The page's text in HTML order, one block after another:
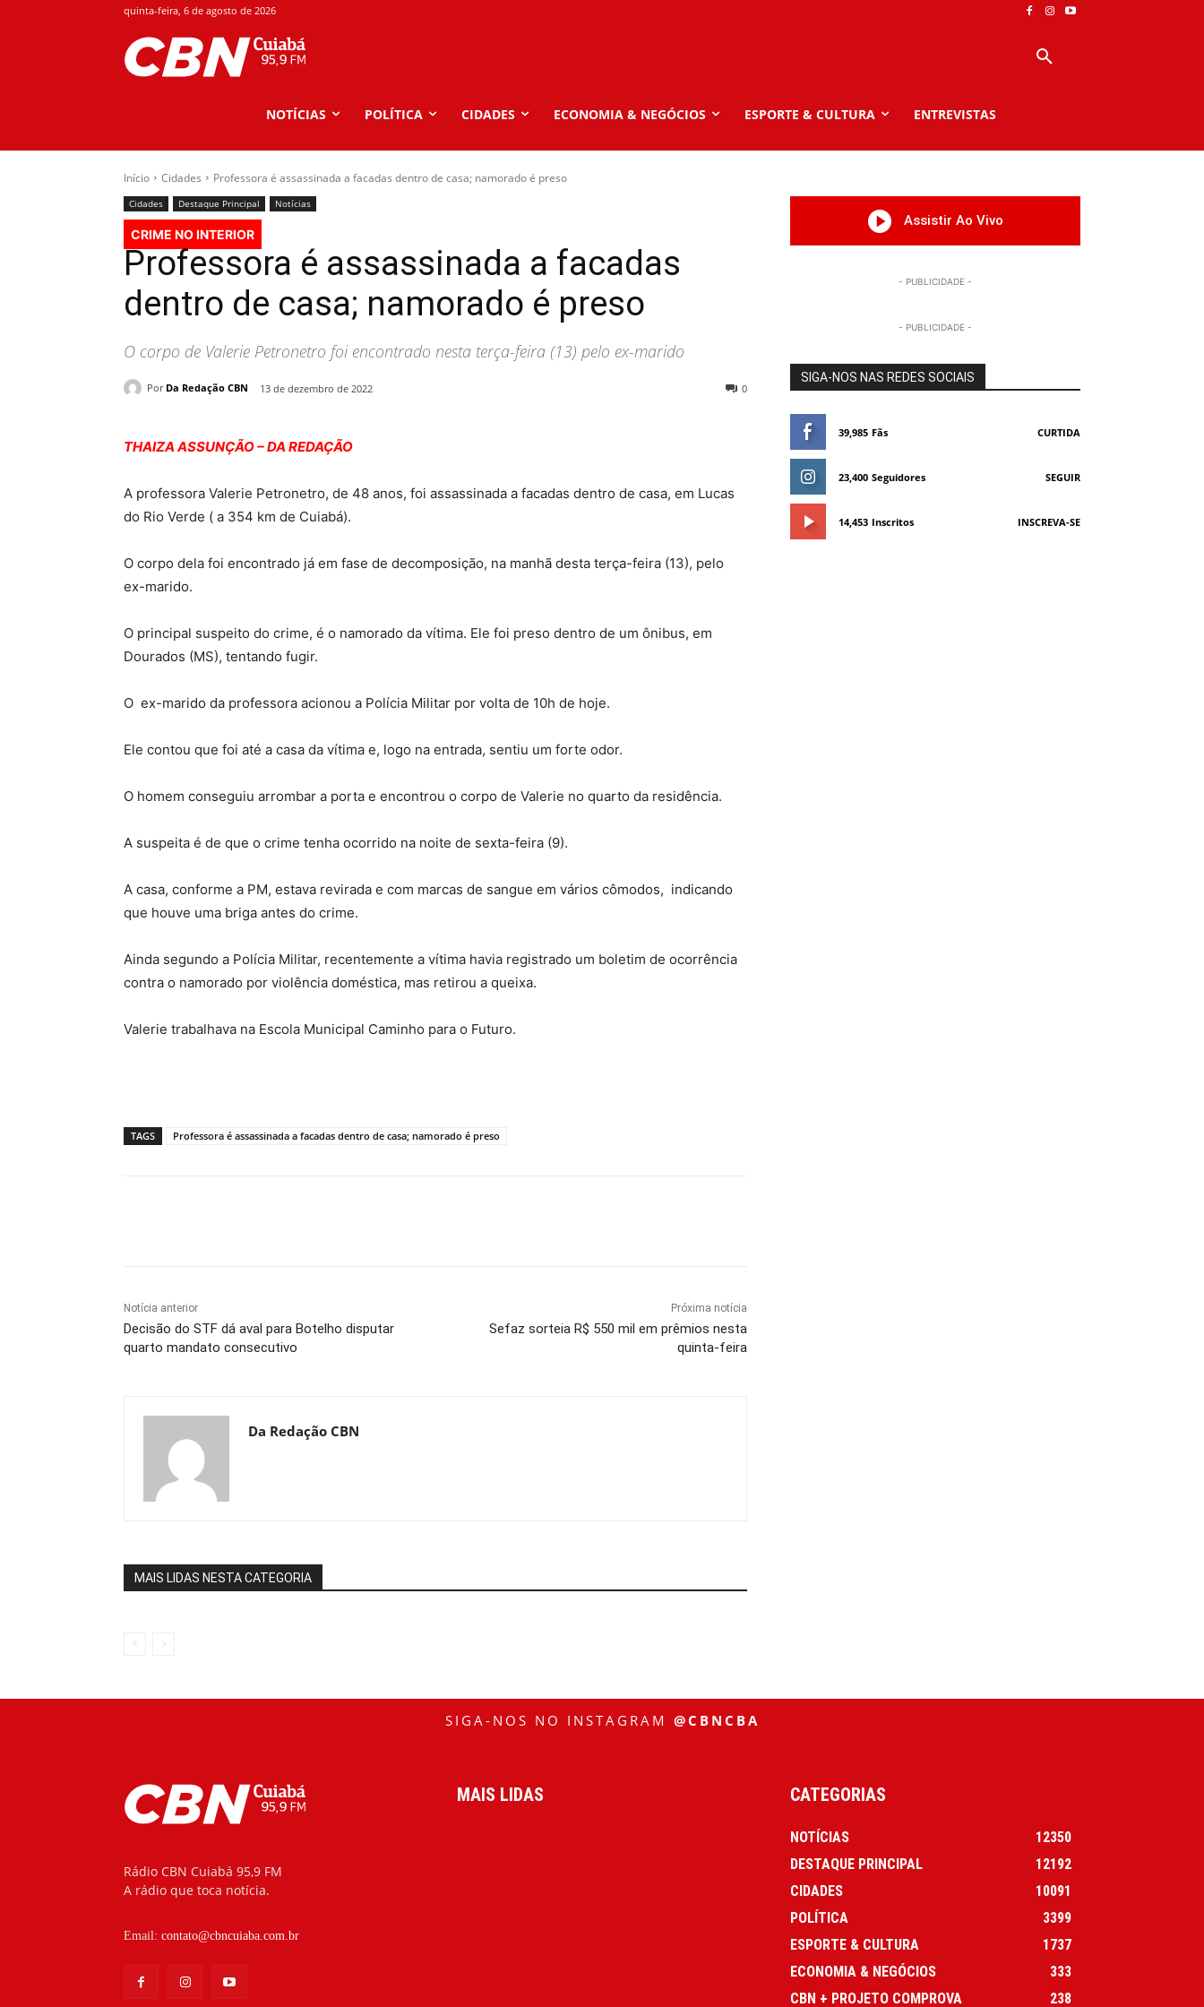
quinta-feira, 6 de agosto de 2026
NOTÍCIAS POLÍTICA CIDADES ECONOMIA & NEGÓCIOS ESPORTE & CULTURA ENTREVISTAS
Início Cidades Professora é assassinada a facadas dentro de casa; namorado é preso
Cidades Destaque Principal Notícias
CRIME NO INTERIOR
Professora é assassinada a facadas
dentro de casa; namorado é preso
O corpo de Valerie Petronetro foi encontrado nesta terça-feira (13) pelo ex-marido
Por Da Redação CBN 13 de dezembro de 2022 0
THAIZA ASSUNÇÃO – DA REDAÇÃO
A professora Valerie Petronetro, de 48 anos, foi assassinada a facadas dentro de casa, em Lucas
do Rio Verde ( a 354 km de Cuiabá).
O corpo dela foi encontrado já em fase de decomposição, na manhã desta terça-feira (13), pelo
ex-marido.
O principal suspeito do crime, é o namorado da vítima. Ele foi preso dentro de um ônibus, em
Dourados (MS), tentando fugir.
O ex-marido da professora acionou a Polícia Militar por volta de 10h de hoje.
Ele contou que foi até a casa da vítima e, logo na entrada, sentiu um forte odor.
O homem conseguiu arrombar a porta e encontrou o corpo de Valerie no quarto da residência.
A suspeita é de que o crime tenha ocorrido na noite de sexta-feira (9).
A casa, conforme a PM, estava revirada e com marcas de sangue em vários cômodos, indicando
que houve uma briga antes do crime.
Ainda segundo a Polícia Militar, recentemente a vítima havia registrado um boletim de ocorrência
contra o namorado por violência doméstica, mas retirou a queixa.
Valerie trabalhava na Escola Municipal Caminho para o Futuro.
TAGS Professora é assassinada a facadas dentro de casa; namorado é preso
Notícia anterior
Decisão do STF dá aval para Botelho disputar
quarto mandato consecutivo
Próxima notícia
Sefaz sorteia R$ 550 mil em prêmios nesta
quinta-feira
Da Redação CBN
MAIS LIDAS NESTA CATEGORIA
Assistir Ao Vivo
- PUBLICIDADE -
- PUBLICIDADE -
SIGA-NOS NAS REDES SOCIAIS
39,985 Fãs CURTIDA
23,400 Seguidores SEGUIR
14,453 Inscritos INSCREVA-SE
SIGA-NOS NO INSTAGRAM @CBNCBA
Rádio CBN Cuiabá 95,9 FM
A rádio que toca notícia.
Email: contato@cbncuiaba.com.br
MAIS LIDAS CATEGORIAS
NOTÍCIAS
12350
DESTAQUE PRINCIPAL
12192
CIDADES
10091
POLÍTICA
3399
ESPORTE & CULTURA
1737
ECONOMIA & NEGÓCIOS
333
CBN + PROJETO COMPROVA
238